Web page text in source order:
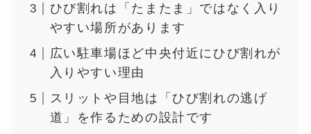
ひび割れは「たまたま」ではなく入り
やすい場所があります
広い駐車場ほど中央付近にひび割れが
入りやすい理由
スリットや目地は「ひび割れの逃げ
道」を作るための設計です